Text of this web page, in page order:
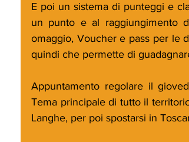
E poi un sistema di punteggi e
un punto e al raggiungimento
omaggio, Voucher e pass per le
quindi che permette di
Appuntamento regolare il
Tema principale di tutto il
Langhe, per poi spostarsi in